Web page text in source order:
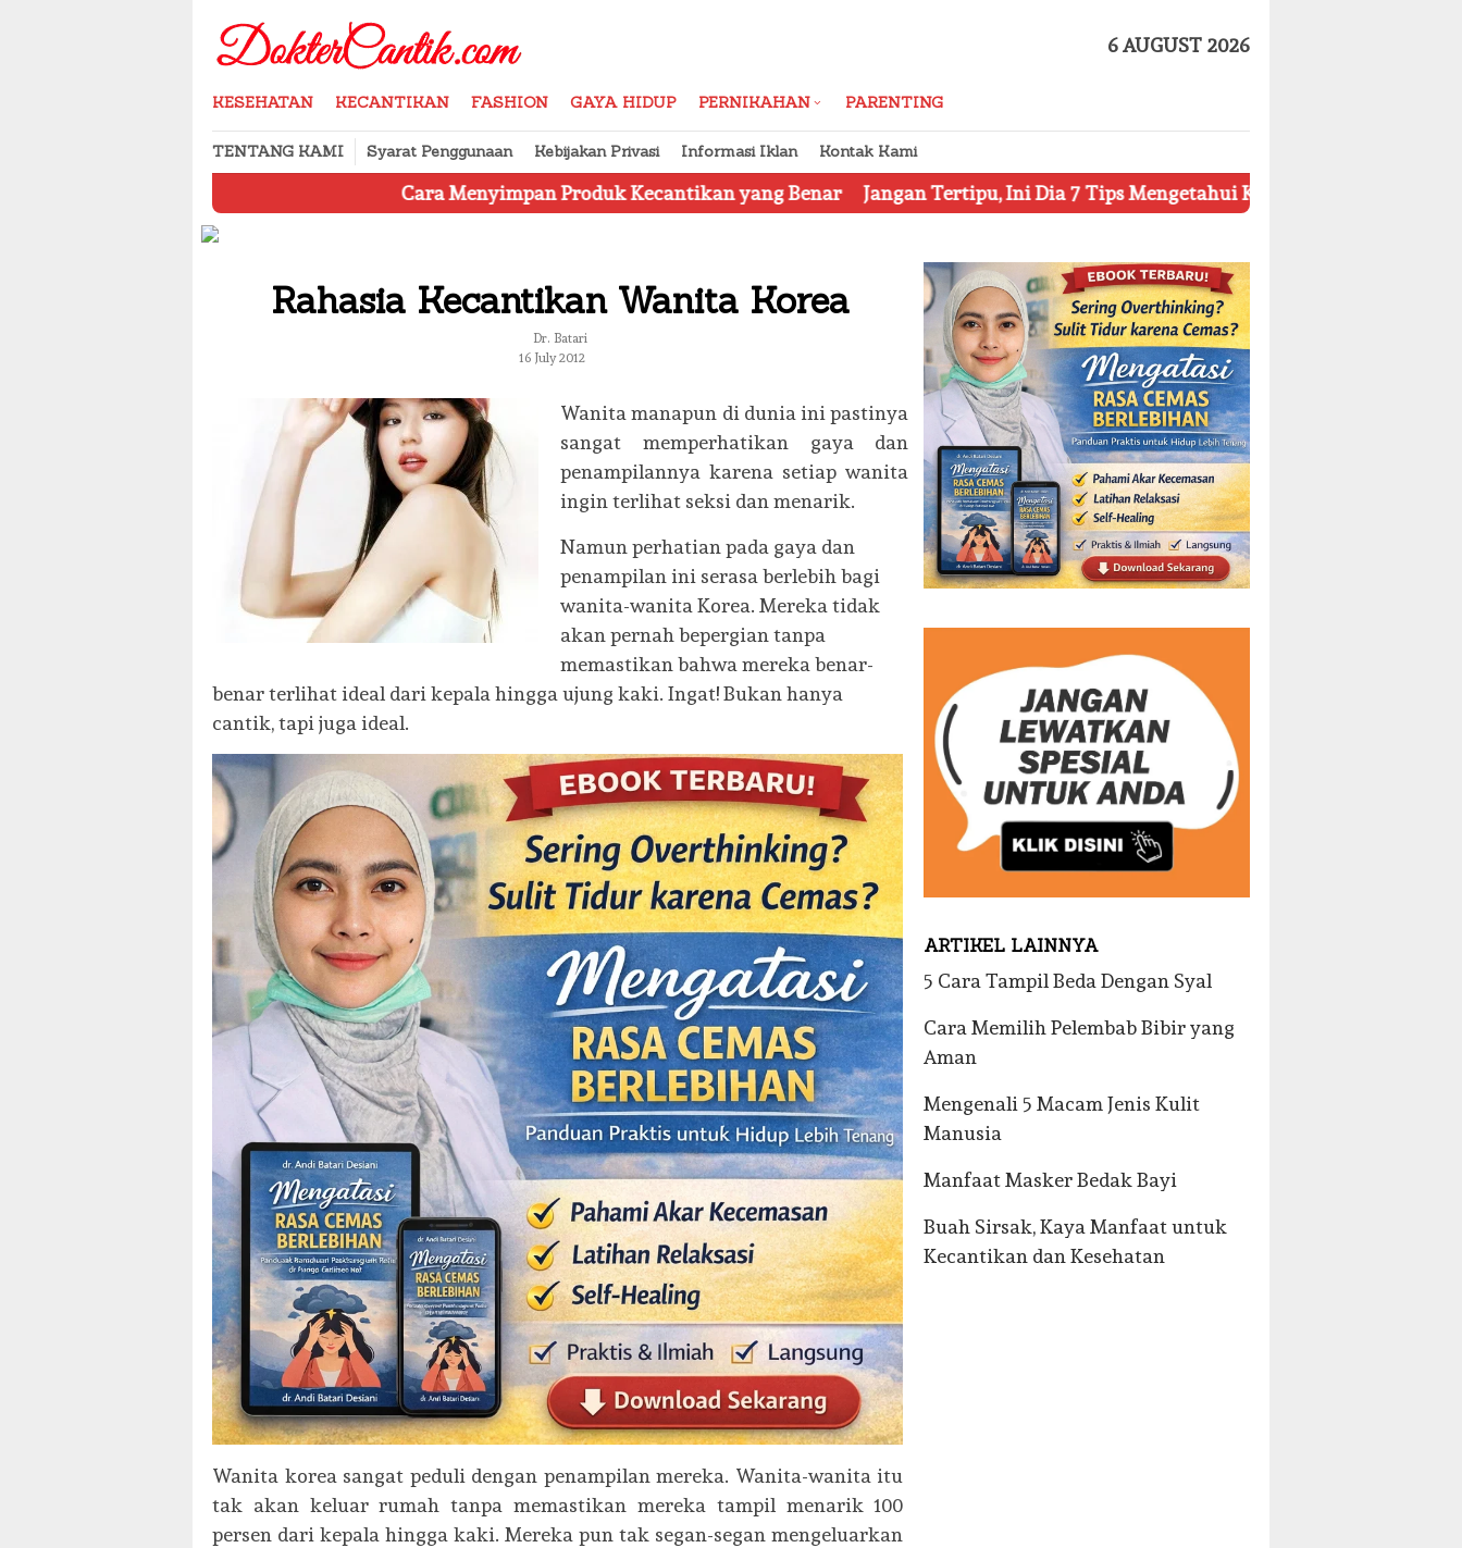
content
6 AUGUST 2026
KESEHATAN KECANTIKAN FASHION GAYA HIDUP PERNIKAHAN PARENTING
TENTANG KAMI Syarat Penggunaan Kebijakan Privasi Informasi Iklan Kontak Kami
Cara Menyimpan Produk Kecantikan yang Benar Jangan Tertipu, Ini Dia 7 Tips Mengetahui Kosmetik Palsu Ketahui 8 Simbol
Rahasia Kecantikan Wanita Korea
Dr. Batari
16 July 2012
Wanita manapun di dunia ini pastinya
sangat memperhatikan gaya dan
penampilannya karena setiap wanita
ingin terlihat seksi dan menarik.
Namun perhatian pada gaya dan
penampilan ini serasa berlebih bagi
wanita-wanita Korea. Mereka tidak
akan pernah bepergian tanpa
memastikan bahwa mereka benar-
benar terlihat ideal dari kepala hingga ujung kaki. Ingat! Bukan hanya
cantik, tapi juga ideal.
Wanita korea sangat peduli dengan penampilan mereka. Wanita-wanita itu
tak akan keluar rumah tanpa memastikan mereka tampil menarik 100
persen dari kepala hingga kaki. Mereka pun tak segan-segan mengeluarkan
ARTIKEL LAINNYA
5 Cara Tampil Beda Dengan Syal
Cara Memilih Pelembab Bibir yang
Aman
Mengenali 5 Macam Jenis Kulit
Manusia
Manfaat Masker Bedak Bayi
Buah Sirsak, Kaya Manfaat untuk
Kecantikan dan Kesehatan